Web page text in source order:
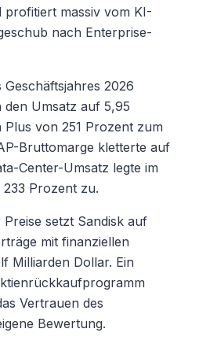
profitiert massiv vom KI-
nach Enterprise-
2026
Umsatz auf 5,95
Plus von 251 Prozent zum
Bruttomarge kletterte auf
Center-Umsatz legte im
Prozent zu.
setzt Sandisk auf
mit finanziellen
Milliarden Dollar. Ein
Vertrauen des
Bewertung.